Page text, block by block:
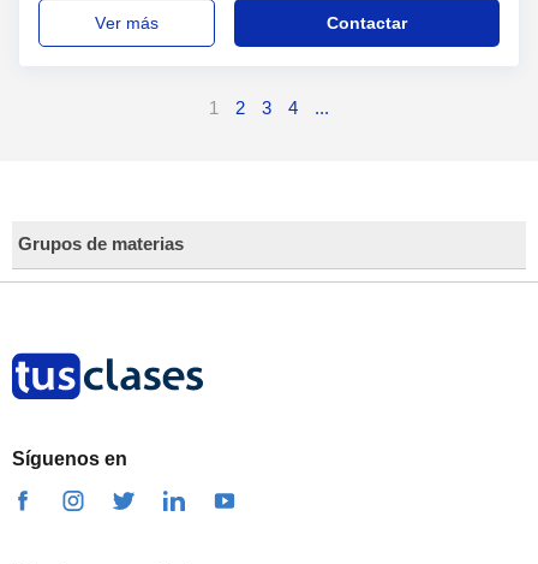
ver más Contactar
1 2 3 4 ...
Grupos de materias
Síguenos en